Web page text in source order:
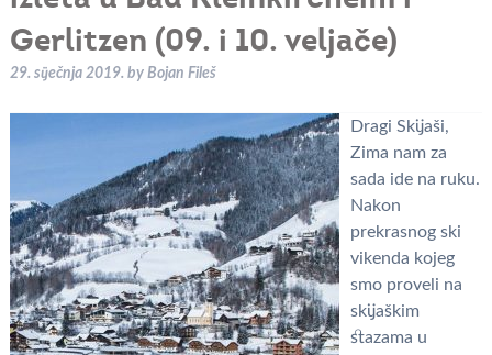
Gerlitzen (09. i 10. veljače)
29. siječnja 2019. by Bojan Fileš
Dragi Skijaši,
Zima nam za
sada ide na ruku.
Nakon
prekrasnog ski
vikenda kojeg
smo proveli na
skijaškim
stazama u